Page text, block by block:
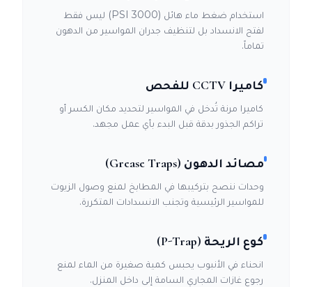
استخدام ضغط ماء هائل (3000 PSI) ليس فقط
لفتح الانسداد بل لتنظيف جدران المواسير من الدهون
تماماً.
كاميرا CCTV للفحص
كاميرا مرنة تُدخل في المواسير لتحديد مكان الكسر أو
تراكم الجذور بدقة قبل البدء بأي عمل مجهد.
مصائد الدهون (Grease Traps)
وحدات ننصح بتركيبها في المطابخ لمنع وصول الزيوت
للمواسير الرئيسية وتجنب الانسدادات المتكررة.
كوع الريحة (P-Trap)
انحناء في الأنبوب يحبس كمية صغيرة من الماء لمنع
رجوع غازات المجاري السامة إلى داخل المنزل.